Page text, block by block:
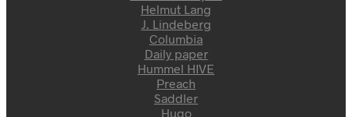
Helmut Lang
J. Lindeberg
Columbia
Daily paper
Hummel HIVE
Preach
Saddler
Hugo